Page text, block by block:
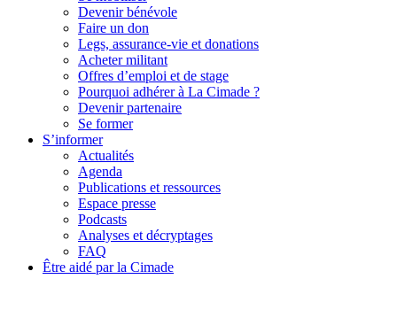
Devenir bénévole
Faire un don
Legs, assurance-vie et donations
Acheter militant
Offres d’emploi et de stage
Pourquoi adhérer à La Cimade ?
Devenir partenaire
Se former
S’informer
Actualités
Agenda
Publications et ressources
Espace presse
Podcasts
Analyses et décryptages
FAQ
Être aidé par la Cimade